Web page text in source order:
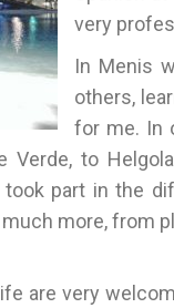
very
In Menis
others,
for me. In
Verde, to
took part in the
more, from
are very